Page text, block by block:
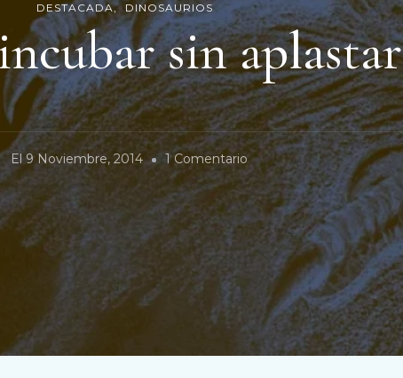
DESTACADA DINOSAURIOS
sin aplastar
El 9 Noviembre, 2014 1 ComentarioEn
Cómo
Incubar
Aplastar